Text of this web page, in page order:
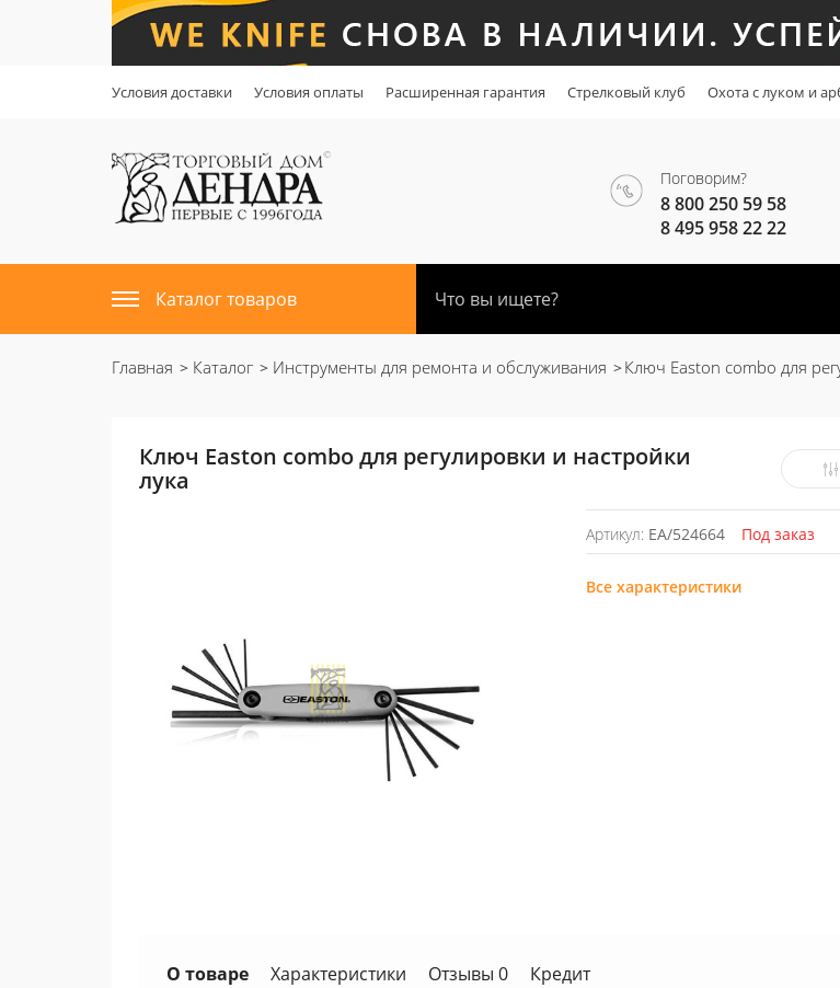
Условия доставки Условия оплаты Расширенная гарантия Стрелковый клуб Охота с луком и
Поговорим?
8 800 250 59 58
8 495 958 22 22
Каталог товаров
Главная Каталог Инструменты для ремонта и обслуживания Ключ Easton combo для
Ключ Easton combo для регулировки и настройки
лука
Артикул: EA/524664 Под заказ
Все характеристики
О товаре Характеристики Отзывы 0 Кредит